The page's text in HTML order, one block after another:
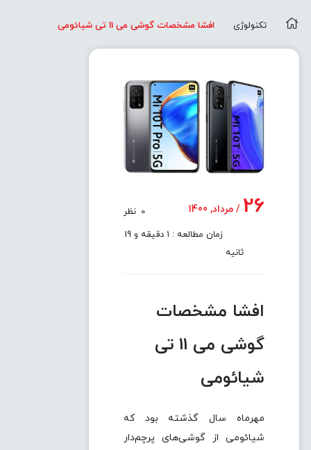
تکنولوژی افشا مشخصات گوشی می 11 تی شیائومی
26 / مرداد, 1400 0 نظر
زمان مطالعه : 1 دقیقه و 19
ثانیه
افشا مشخصات
گوشی می 11 تی
شیائومی
مهرماه سال گذشته بود که
شیائومی از گوشی‌های پرچم‌دار